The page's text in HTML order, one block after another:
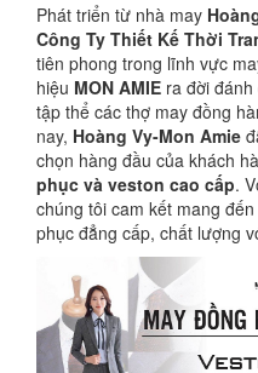
Phát triển từ nhà may
Công Ty Thiết Kế Thời
tiên phong trong lĩnh vực
hiệu MON AMIE ra đời
tập thể các thợ may đồng
nay, Hoàng Vy-Mon Amie
chọn hàng đầu của khách
phục và veston cao cấp.
chúng tôi cam kết mang
phục đẳng cấp, chất lượng